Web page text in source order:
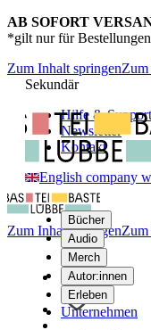
AB SOFORT
*gilt nur für
Zum Inhalt springenZum
Sekundär
Hilfe & Support
Newsletter
Kontakt
English company
Bücher
Audio
Merch
Autor:innen
Erleben
Unternehmen
Zum Inhalt springenZum